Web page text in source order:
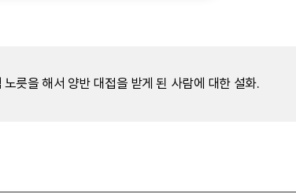
릇을 해서 양반 대접을 받게 된 사람에 대한 설화.